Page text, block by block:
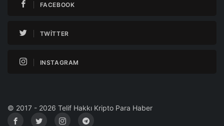
FACEBOOK
TWITTER
INSTAGRAM
© 2017 - 2026 Telif Hakkı Kripto Para Haber